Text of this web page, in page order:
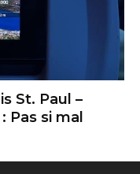
St. Paul –
Pas si mal